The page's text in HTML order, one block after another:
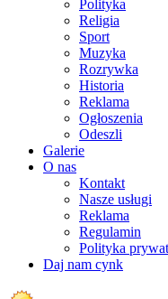
Polityka
Religia
Sport
Muzyka
Rozrywka
Historia
Reklama
Ogłoszenia
Odeszli
Galerie
O nas
Kontakt
Nasze usługi
Reklama
Regulamin
Polityka
Daj nam cynk